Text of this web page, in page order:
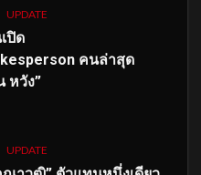
UPDATE
ปิด
คนล่าสุด
หวัง”
UPDATE